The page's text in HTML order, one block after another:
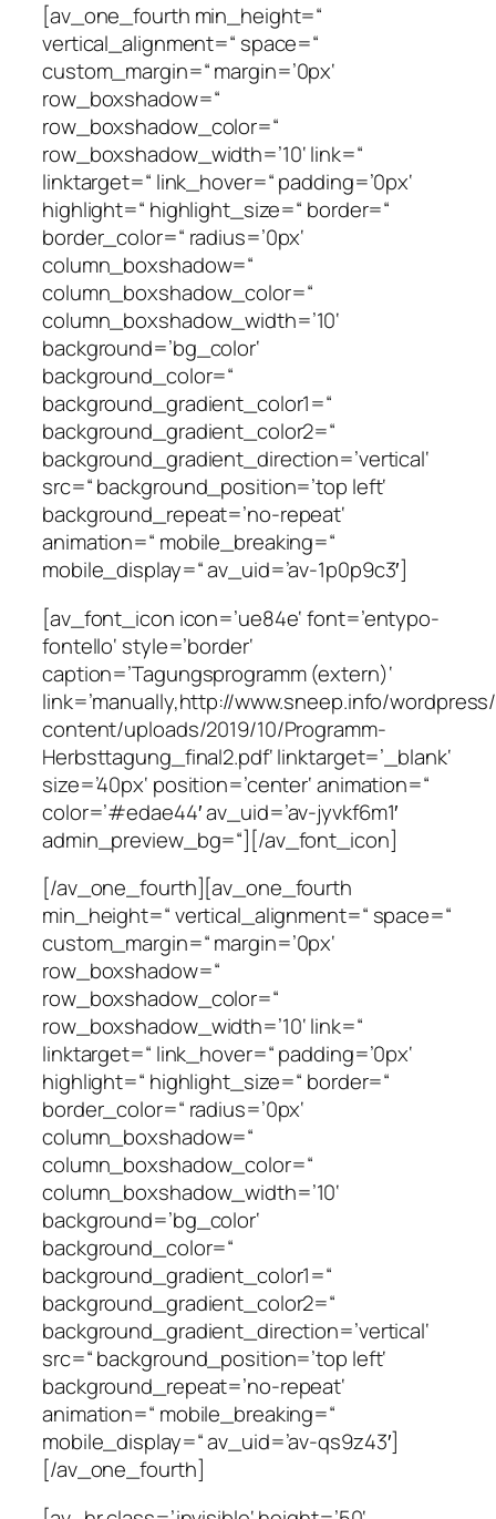
[av_one_fourth min_height=“
vertical_alignment=“ space=“
custom_margin=“ margin=’0px‘
row_boxshadow=“
row_boxshadow_color=“
row_boxshadow_width=’10‘ link=“
linktarget=“ link_hover=“ padding=’0px‘
highlight=“ highlight_size=“ border=“
border_color=“ radius=’0px‘
column_boxshadow=“
column_boxshadow_color=“
column_boxshadow_width=’10‘
background=’bg_color‘
background_color=“
background_gradient_color1=“
background_gradient_color2=“
background_gradient_direction=’vertical‘
src=“ background_position=’top left‘
background_repeat=’no-repeat‘
animation=“ mobile_breaking=“
mobile_display=“ av_uid=’av-1p0p9c3′]
[av_font_icon icon=’ue84e‘ font=’entypo-
fontello‘ style=’border‘
caption=’Tagungsprogramm (extern)‘
link=’manually,http://www.sneep.info/
content/uploads/2019/10/Programm-
Herbsttagung_final2.pdf‘ linktarget=’_blank‘
size=’40px‘ position=’center‘ animation=“
color=’#edae44′ av_uid=’av-jyvkf6m1′
admin_preview_bg=“][/av_font_icon]
[/av_one_fourth][av_one_fourth
min_height=“ vertical_alignment=“ space=“
custom_margin=“ margin=’0px‘
row_boxshadow=“
row_boxshadow_color=“
row_boxshadow_width=’10‘ link=“
linktarget=“ link_hover=“ padding=’0px‘
highlight=“ highlight_size=“ border=“
border_color=“ radius=’0px‘
column_boxshadow=“
column_boxshadow_color=“
column_boxshadow_width=’10‘
background=’bg_color‘
background_color=“
background_gradient_color1=“
background_gradient_color2=“
background_gradient_direction=’vertical‘
src=“ background_position=’top left‘
background_repeat=’no-repeat‘
animation=“ mobile_breaking=“
mobile_display=“ av_uid=’av-qs9z43′]
[/av_one_fourth]